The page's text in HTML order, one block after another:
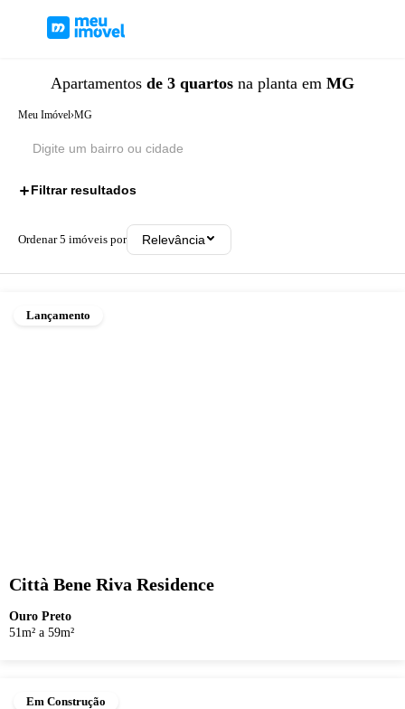
Apartamentos de 3 quartos na planta em MG
Meu Imóvel›MG
Filtrar resultados
Ordenar5 imóveis por Relevância
Lançamento
Città Bene Riva Residence
Ouro Preto
51m² a 59m²
Em Construção